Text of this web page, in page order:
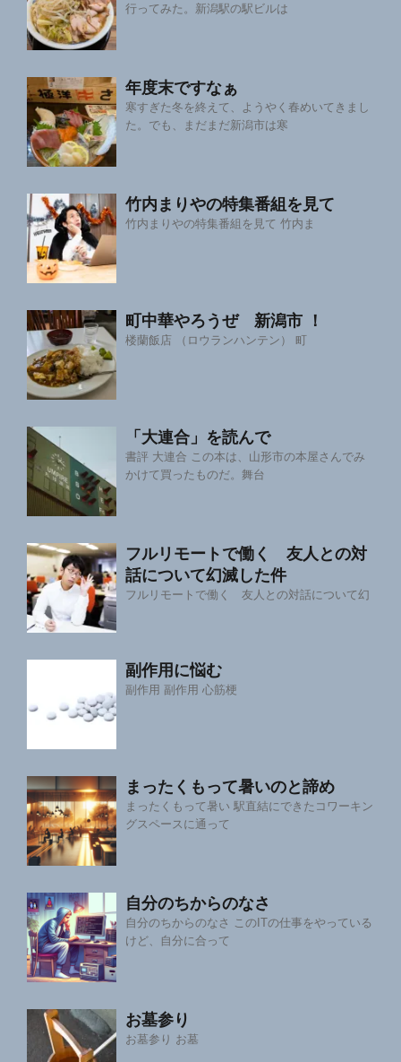
行ってみた。新潟駅の駅ビルは
年度末ですなぁ
寒すぎた冬を終えて、ようやく春めいてきまし
た。でも、まだまだ新潟市は寒
竹内まりやの特集番組を見て
竹内まりやの特集番組を見て 竹内ま
町中華やろうぜ 新潟市 ！
楼蘭飯店 （ロウランハンテン） 町
「大連合」を読んで
書評 大連合 この本は、山形市の本屋さんでみ
かけて買ったものだ。舞台
フルリモートで働く 友人との対
話について幻滅した件
フルリモートで働く 友人との対話について幻
副作用に悩む
副作用 副作用 心筋梗
まったくもって暑いのと諦め
まったくもって暑い 駅直結にできたコワーキン
グスペースに通って
自分のちからのなさ
自分のちからのなさ このITの仕事をやっている
けど、自分に合って
お墓参り
お墓参り お墓